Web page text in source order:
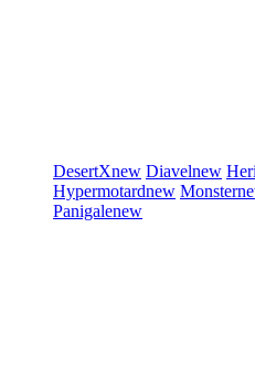
DesertXnew Diavelnew
Hypermotardnew Monster
Panigalenew